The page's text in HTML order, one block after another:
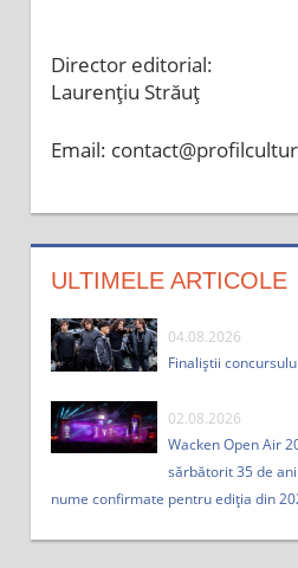
Director editorial:
Laurențiu Străuț
Email:
ULTIMELE ARTICOLE
04.08.2026
Finaliștii
02.08.2026
Wacken Open Air
sărbătorit 35 de
nume confirmate pentru ediția din